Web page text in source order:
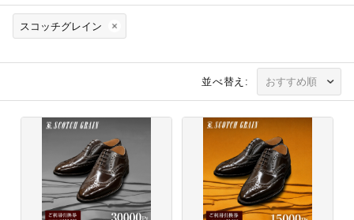
スコッチグレイン
並べ替え: